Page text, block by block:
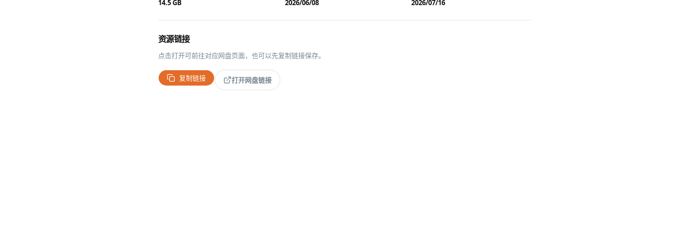
14.5 GB
2026/06/08
2026/07/16
资源链接
点击打开可前往对应网盘页面，也可以先复制链接保存。
复制链接 打开网盘链接